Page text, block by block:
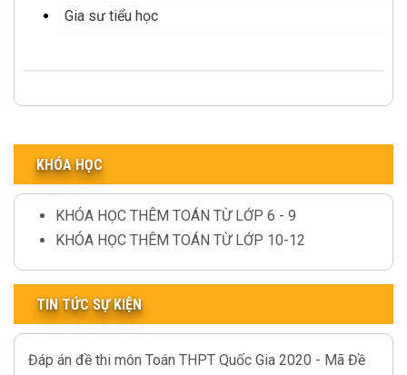
Gia sư tiểu học
KHÓA HỌC
KHÓA HỌC THÊM TOÁN TỪ LỚP 6 - 9
KHÓA HỌC THÊM TOÁN TỪ LỚP 10-12
TIN TỨC SỰ KIỆN
Đáp án đề thi môn Toán THPT Quốc Gia 2020 - Mã Đề